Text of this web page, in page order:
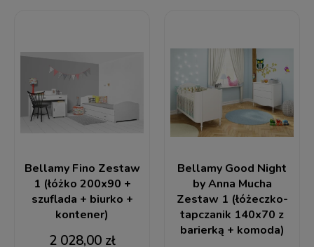
Bellamy Fino Zestaw
1 (łóżko 200x90 +
szuflada + biurko +
kontener)
2 028,00 zł
Bellamy Good Night
by Anna Mucha
Zestaw 1 (łóżeczko-
tapczanik 140x70 z
barierką + komoda)